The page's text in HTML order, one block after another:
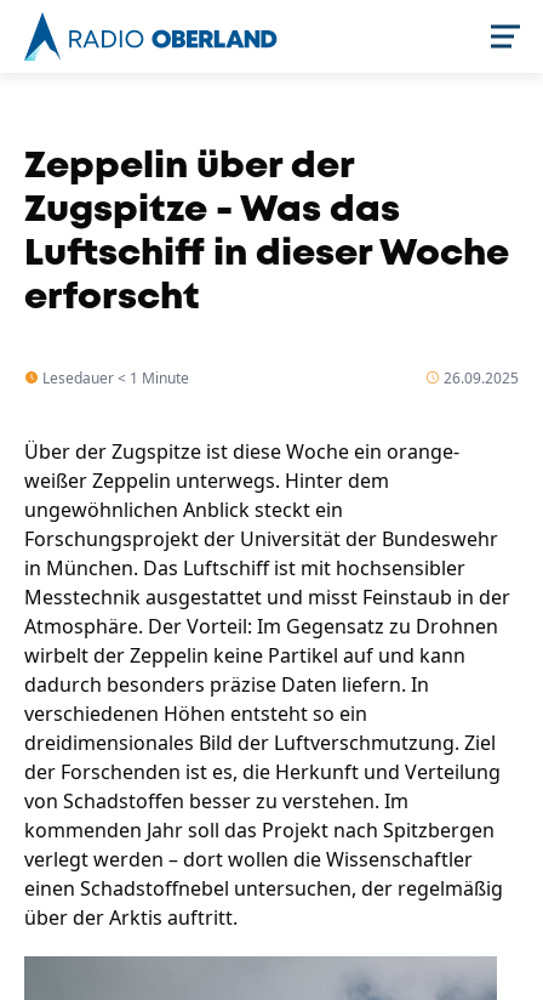
Stellenangebote
Unternehmen
Das geheime Geräusch
Wandern
Amphibienschutz
Team
Programm
Nachgehört
Handwerker
Zeppelin über der
Zugspitze - Was das
Luftschiff in dieser Woche
erforscht
Lesedauer < 1 Minute 26.09.2025
Über der Zugspitze ist diese Woche ein orange-
weißer Zeppelin unterwegs. Hinter dem
ungewöhnlichen Anblick steckt ein
Forschungsprojekt der Universität der Bundeswehr
in München. Das Luftschiff ist mit hochsensibler
Messtechnik ausgestattet und misst Feinstaub in der
Atmosphäre. Der Vorteil: Im Gegensatz zu Drohnen
wirbelt der Zeppelin keine Partikel auf und kann
dadurch besonders präzise Daten liefern. In
verschiedenen Höhen entsteht so ein
dreidimensionales Bild der Luftverschmutzung. Ziel
der Forschenden ist es, die Herkunft und Verteilung
von Schadstoffen besser zu verstehen. Im
kommenden Jahr soll das Projekt nach Spitzbergen
verlegt werden – dort wollen die Wissenschaftler
einen Schadstoffnebel untersuchen, der regelmäßig
über der Arktis auftritt.